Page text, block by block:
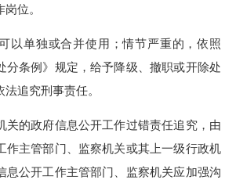
位。
单独或合并使用；情节严重的，依照
分条例》规定，给予降级、撤职或开除处
追究刑事责任。
政府信息公开工作过错责任追究，由
作主管部门、监察机关或其上一级行政机
息公开工作主管部门、监察机关应加强沟